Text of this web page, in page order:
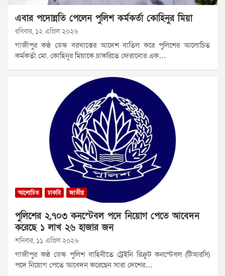
এবার পদোন্নতি পেলেন পুলিশ কর্মকর্তা কোহিনুর মিয়া
রবিবার, ১২ এপ্রিল ২০২৬
গাজীপুর কণ্ঠ ডেস্ক বরখাস্তের আদেশ বাতিল করে পুলিশের আলোচিত
কর্মকর্তা মো. কোহিনূর মিয়াকে চাকরিতে ফেরানোর এক…
আলোচিত চাকরি জাতীয়
পুলিশের ২,৭০৩ কনস্টেবল পদে নিয়োগ পেতে আবেদন
করেছে ১ লাখ ২৬ হাজার জন
শনিবার, ১১ এপ্রিল ২০২৬
গাজীপুর কণ্ঠ ডেস্ক পুলিশ বাহিনীতে ট্রেইনি রিক্রুট কনস্টেবল (টিআরসি)
পদে নিয়োগ পেতে আবেদন করেছেন সারা দেশের…